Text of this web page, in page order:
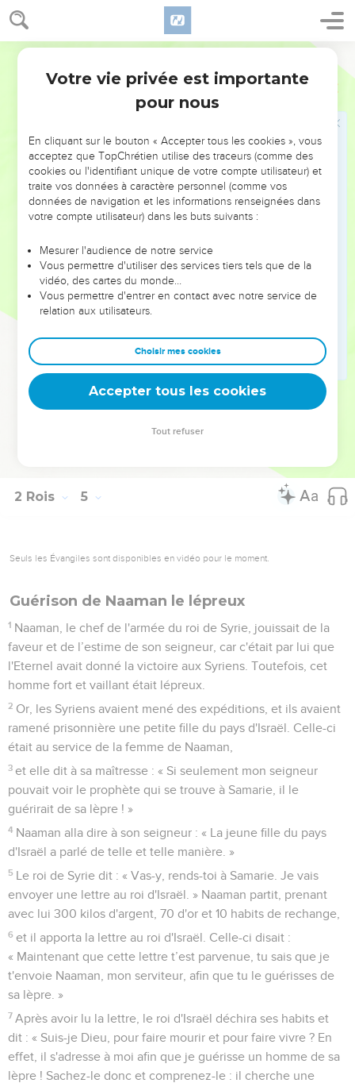
2 Rois 4
39 L'un d'eux sortit dans les champs pour cueillir des herbes.
Il trouva de la vigne sauvage et il y cueillit des coloquintes
sauvages, plein son habit. Quand il rentra, il les coupa en
morceaux dans la marmite où se trouvait le potage, car on ne
savait pas ce que c'était.
On servit à manger à ces hommes, mais dès qu'ils eurent
goûté le potage, ils s'écrièrent : « La mort est dans la
marmite, homme de Dieu ! » Et ils ne purent pas manger.
Elisée dit : « Prenez de la farine. » Il en jeta dans la
marmite et dit : « Sers ces gens et qu'ils mangent. » Et il n'y
avait plus rien de mauvais dans la marmite.
Élisée nourrit cent personnes
Un homme arriva de Baal-Shalisha. Il apportait dans son
sac du pain de la première fournée pour l'homme de Dieu :
20 pains d'orge et de blé nouveau. Elisée dit : « Donnes-en à
ces gens et qu'ils mangent. »
Son serviteur répondit : « Comment pourrais-je en donner
à 100 personnes ? » Mais Elisée répéta : « Donnes-en à ces
gens et qu'ils mangent, car voici ce que dit l'Eternel : ‘On
laissèrent des restes, conformément à la parole de l'Eternel.
2 Rois 5
Seuls les Évangiles sont disponibles en vidéo pour le moment.
Guérison de Naaman le lépreux
1 Naaman, le chef de l'armée du roi de Syrie, jouissait de la
faveur et de l’estime de son seigneur, car c'était par lui que
l'Eternel avait donné la victoire aux Syriens. Toutefois, cet
homme fort et vaillant était lépreux.
2 Or, les Syriens avaient mené des expéditions, et ils avaient
ramené prisonnière une petite fille du pays d'Israël. Celle-ci
était au service de la femme de Naaman,
3 et elle dit à sa maîtresse : « Si seulement mon seigneur
pouvait voir le prophète qui se trouve à Samarie, il le
guérirait de sa lèpre ! »
4 Naaman alla dire à son seigneur : « La jeune fille du pays
d'Israël a parlé de telle et telle manière. »
5 Le roi de Syrie dit : « Vas-y, rends-toi à Samarie. Je vais
envoyer une lettre au roi d'Israël. » Naaman partit, prenant
avec lui 300 kilos d'argent, 70 d'or et 10 habits de rechange,
6 et il apporta la lettre au roi d'Israël. Celle-ci disait :
« Maintenant que cette lettre t’est parvenue, tu sais que je
t'envoie Naaman, mon serviteur, afin que tu le guérisses de
sa lèpre. »
7 Après avoir lu la lettre, le roi d'Israël déchira ses habits et
dit : « Suis-je Dieu, pour faire mourir et pour faire vivre ? En
effet, il s'adresse à moi afin que je guérisse un homme de sa
lèpre ! Sachez-le donc et comprenez-le : il cherche une
Votre vie privée est importante
pour nous
En cliquant sur le bouton « Accepter tous les cookies », vous
acceptez que TopChrétien utilise des traceurs (comme des
cookies ou l'identifiant unique de votre compte utilisateur) et
traite vos données à caractère personnel (comme vos
données de navigation et les informations renseignées dans
votre compte utilisateur) dans les buts suivants :
Mesurer l'audience de notre service
Vous permettre d'utiliser des services tiers tels que de la
vidéo, des cartes du monde…
Vous permettre d'entrer en contact avec notre service de
relation aux utilisateurs.
Choisir mes cookies
Accepter tous les cookies
Tout refuser